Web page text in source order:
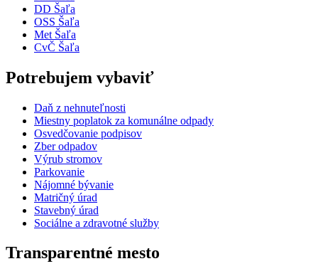
DD Šaľa
OSS Šaľa
Met Šaľa
CvČ Šaľa
Potrebujem vybaviť
Daň z nehnuteľnosti
Miestny poplatok za komunálne odpady
Osvedčovanie podpisov
Zber odpadov
Výrub stromov
Parkovanie
Nájomné bývanie
Matričný úrad
Stavebný úrad
Sociálne a zdravotné služby
Transparentné mesto